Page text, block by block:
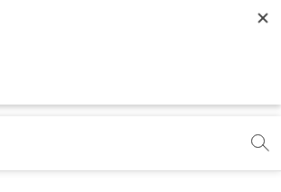
t
g
t
k
Oops!
| CREATIVE | ADVERTISING | CAMPAIGN |